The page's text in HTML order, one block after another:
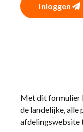
Inloggen
Met dit formulier
de landelijke, alle
afdelingswebsite